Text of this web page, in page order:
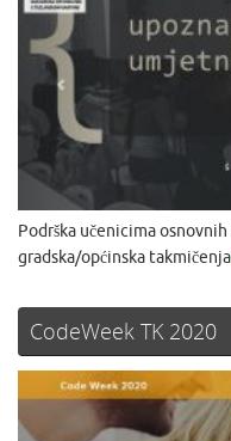
Podrška učenicima
gradska/općinska takmičenja
CodeWeek TK 2020